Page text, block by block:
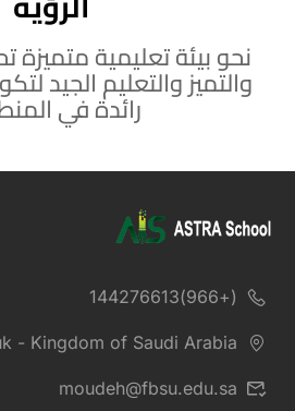
نحو بيئة تعليمية متميزة
والتميز والتعليم الجيد
رائدة في
(+966)144276613
- Kingdom of Saudi Arabia
moudeh@fbsu.edu.sa